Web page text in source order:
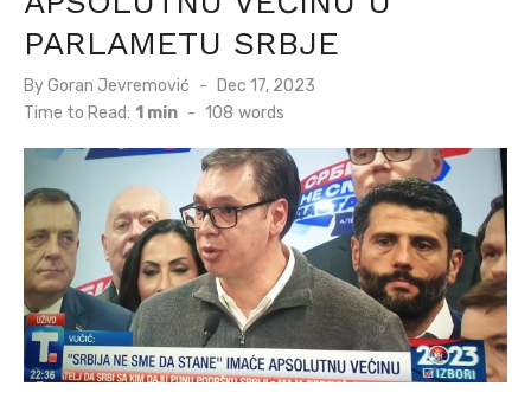
PARLAMETU SRBJE
ByGoran Jevremović
Posted
on
Dec 17, 2023
Time to Read: 1 min - 108 words